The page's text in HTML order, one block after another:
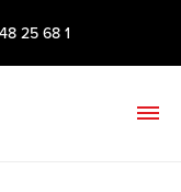
25 68 1